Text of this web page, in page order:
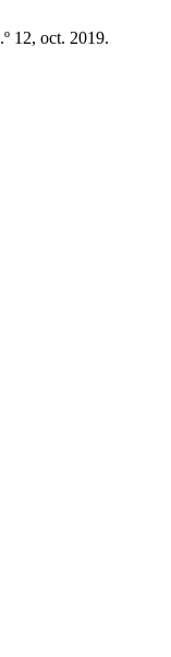
12, oct. 2019.